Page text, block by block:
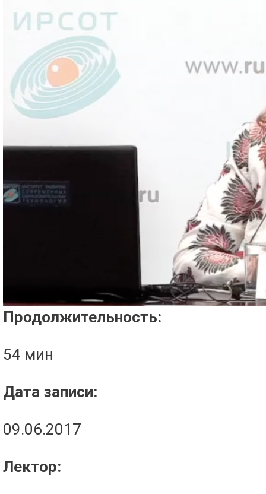
Продолжительность:
54 мин
Дата записи:
09.06.2017
Лектор: